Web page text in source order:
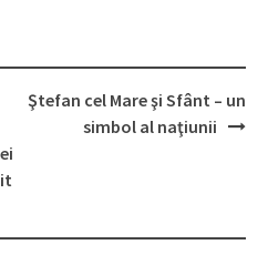
Ştefan cel Mare şi Sfânt – un
simbol al naţiunii